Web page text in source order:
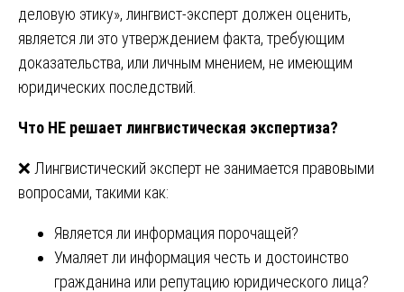
деловую этику», лингвист-эксперт должен оценить,
является ли это утверждением факта, требующим
доказательства, или личным мнением, не имеющим
юридических последствий.
Что НЕ решает лингвистическая экспертиза?
❌ Лингвистический эксперт не занимается правовыми
вопросами, такими как:
Является ли информация порочащей?
Умаляет ли информация честь и достоинство
гражданина или репутацию юридического лица?